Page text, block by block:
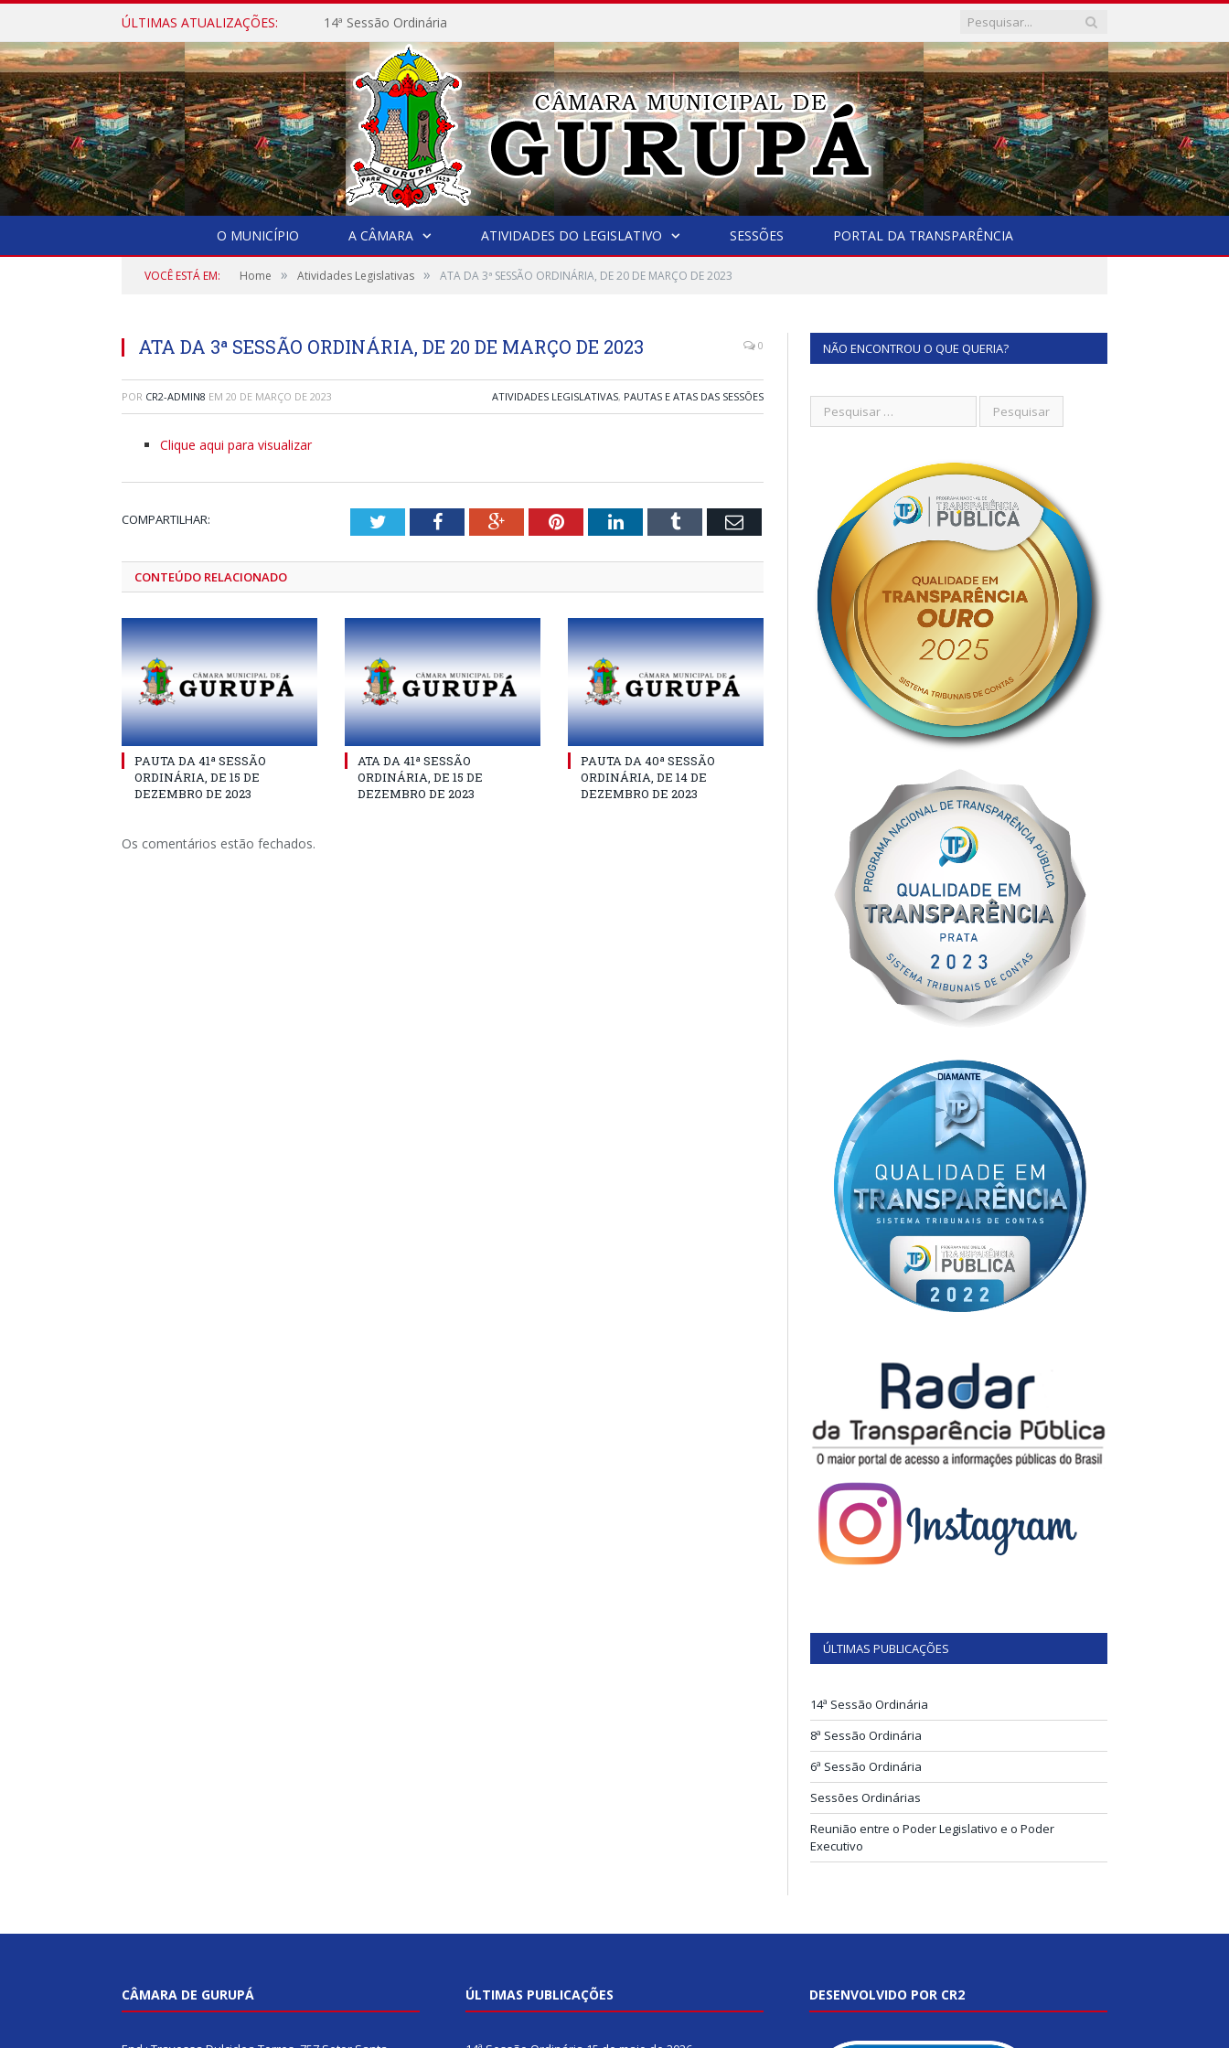
ÚLTIMAS ATUALIZAÇÕES: 14ª Sessão Ordinária
O MUNICÍPIO A CÂMARA ATIVIDADES DO LEGISLATIVO SESSÕES PORTAL DA TRANSPARÊNCIA
VOCÊ ESTÁ EM: Home » Atividades Legislativas » ATA DA 3ª SESSÃO ORDINÁRIA, DE 20 DE MARÇO DE 2023
ATA DA 3ª SESSÃO ORDINÁRIA, DE 20 DE MARÇO DE 2023 0
POR CR2-ADMIN8 EM 20 DE MARÇO DE 2023 ATIVIDADES LEGISLATIVAS, PAUTAS E ATAS DAS SESSÕES
Clique aqui para visualizar
COMPARTILHAR: TwitterFacebookGoogle+PinterestLinkedInTumblr Email
CONTEÚDO RELACIONADO
PAUTA DA 41ª SESSÃO
ORDINÁRIA, DE 15 DE
DEZEMBRO DE 2023
ATA DA 41ª SESSÃO
ORDINÁRIA, DE 15 DE
DEZEMBRO DE 2023
PAUTA DA 40ª SESSÃO
ORDINÁRIA, DE 14 DE
DEZEMBRO DE 2023
Os comentários estão fechados.
NÃO ENCONTROU O QUE QUERIA?
ÚLTIMAS PUBLICAÇÕES
14ª Sessão Ordinária
8ª Sessão Ordinária
6ª Sessão Ordinária
Sessões Ordinárias
Reunião entre o Poder Legislativo e o Poder
Executivo
CÂMARA DE GURUPÁ ÚLTIMAS PUBLICAÇÕES DESENVOLVIDO POR CR2